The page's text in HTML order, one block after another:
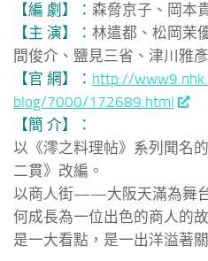
【編 劇】： 森脅京子、岡本
【主 演】： 林遣都、松岡茉
間俊介、鹽見三省、津川雅彥
【官 網】： http://
blog/7000/172689.html
【簡 介】：
以《澪之料理帖》系列聞名
二貫》改編。
以商人街——大阪天滿為舞
何成長為一位出色的商人的
是一大看點，是一出洋溢著